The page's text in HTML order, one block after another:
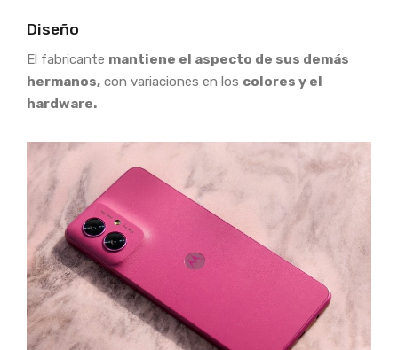
Diseño
El fabricante mantiene el aspecto de sus demás
hermanos, con variaciones en los colores y el
hardware.